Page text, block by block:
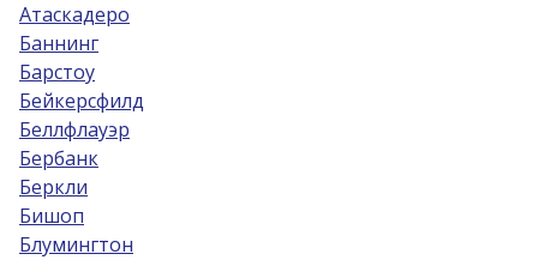
Атаскадеро
Баннинг
Барстоу
Бейкерсфилд
Беллфлауэр
Бербанк
Беркли
Бишоп
Блумингтон